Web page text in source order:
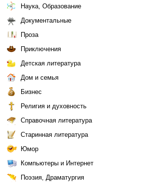
Наука, Образование
Документальные
Проза
Приключения
Детская литература
Дом и семья
Бизнес
Религия и духовность
Справочная литература
Старинная литература
Юмор
Компьютеры и Интернет
Поэзия, Драматургия